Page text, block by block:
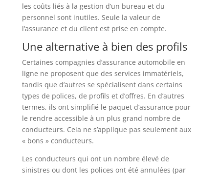
les coûts liés à la gestion d’un bureau et du
personnel sont inutiles. Seule la valeur de
l’assurance et du client est prise en compte.
Une alternative à bien des profils
Certaines compagnies d’assurance automobile en
ligne ne proposent que des services immatériels,
tandis que d’autres se spécialisent dans certains
types de polices, de profils et d’offres. En d’autres
termes, ils ont simplifié le paquet d’assurance pour
le rendre accessible à un plus grand nombre de
conducteurs. Cela ne s’applique pas seulement aux
« bons » conducteurs.
Les conducteurs qui ont un nombre élevé de
sinistres ou dont les polices ont été annulées (par